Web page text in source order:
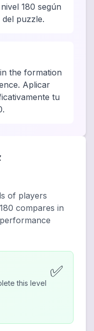
180 según
puzzle.
the formation
Aplicar
tu
of players
180 compares in
this level
✅